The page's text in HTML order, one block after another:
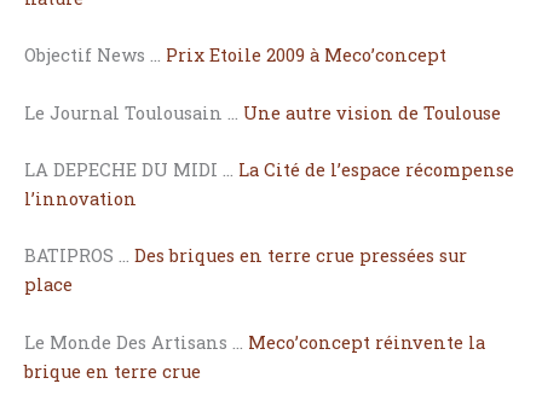
Objectif News … Prix Etoile 2009 à Meco’concept
Le Journal Toulousain … Une autre vision de Toulouse
LA DEPECHE DU MIDI … La Cité de l’espace récompense
l’innovation
BATIPROS … Des briques en terre crue pressées sur
place
Le Monde Des Artisans … Meco’concept réinvente la
brique en terre crue